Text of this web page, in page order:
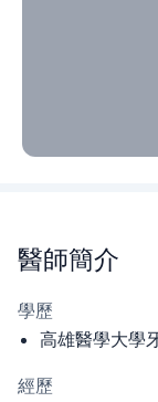
醫師簡介
學歷
高雄醫學大學
經歷